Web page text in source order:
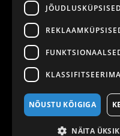
rulluisutajate poolt.
sammult, testides igat
eeldused
FR Skates
maailmameister ja
slaalomisõitja
© 2008 - 2026 Seba
|
JÕUDLUSKÜPSISED
NÕUSTU KÕIGIGA
NÄITA